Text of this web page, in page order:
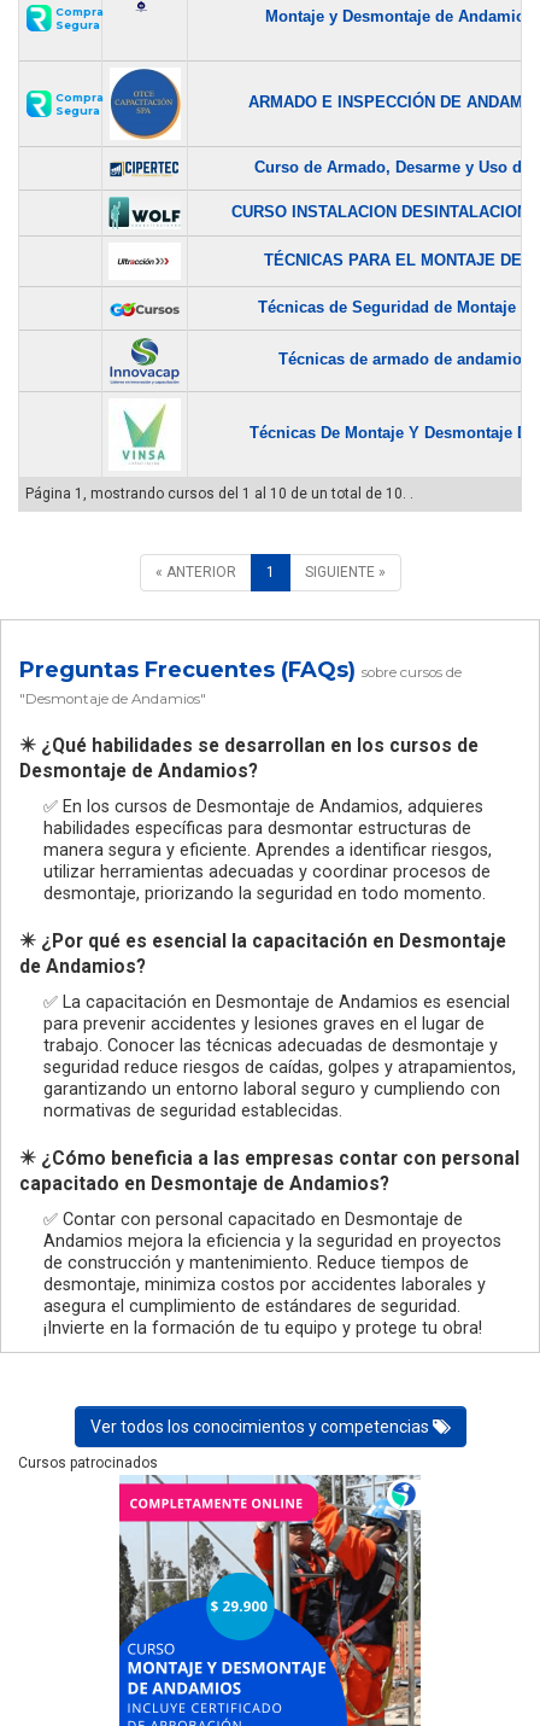
Compra
Segura
Montaje y Desmontaje de Andamios
Compra
Segura
ARMADO E INSPECCIÓN DE
Curso de Armado, Desarme y Uso
CURSO INSTALACION DESINTALACION
TÉCNICAS PARA EL MONTAJE DE...
Técnicas de Seguridad de Montaje
Técnicas de armado de andamio
Técnicas De Montaje Y Desmontaje
Página 1, mostrando cursos del 1 al 10 de un total de 10. .
« ANTERIOR 1 SIGUIENTE »
Preguntas Frecuentes (FAQs) sobre cursos de
"Desmontaje de Andamios"
✴️ ¿Qué habilidades se desarrollan en los cursos de
Desmontaje de Andamios?
✅ En los cursos de Desmontaje de Andamios, adquieres
habilidades específicas para desmontar estructuras de
manera segura y eficiente. Aprendes a identificar riesgos,
utilizar herramientas adecuadas y coordinar procesos de
desmontaje, priorizando la seguridad en todo momento.
✴️ ¿Por qué es esencial la capacitación en Desmontaje
de Andamios?
✅ La capacitación en Desmontaje de Andamios es esencial
para prevenir accidentes y lesiones graves en el lugar de
trabajo. Conocer las técnicas adecuadas de desmontaje y
seguridad reduce riesgos de caídas, golpes y atrapamientos,
garantizando un entorno laboral seguro y cumpliendo con
normativas de seguridad establecidas.
✴️ ¿Cómo beneficia a las empresas contar con personal
capacitado en Desmontaje de Andamios?
✅ Contar con personal capacitado en Desmontaje de
Andamios mejora la eficiencia y la seguridad en proyectos
de construcción y mantenimiento. Reduce tiempos de
desmontaje, minimiza costos por accidentes laborales y
asegura el cumplimiento de estándares de seguridad.
¡Invierte en la formación de tu equipo y protege tu obra!
Ver todos los conocimientos y competencias
Cursos patrocinados